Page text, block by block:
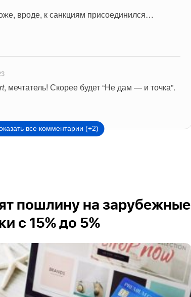
вроде, к санкциям присоединился…
, мечтатель! Скорее будет “Не дам — и точка”.
все комментарии (+2)
пошлину на зарубежные
с 15% до 5%